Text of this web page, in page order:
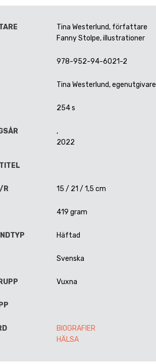
Tina Westerlund, författare
Fanny Stolpe, illustrationer
978-952-94-6021-2
Tina Westerlund, egenutgivare
254 s
,
2022
R 15 / 21 / 1,5 cm
419 gram
Häftad
Svenska
Vuxna
BIOGRAFIER
HÄLSA